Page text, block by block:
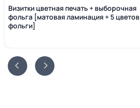
Визитки цветная печать + выборочная
фольга [матовая ламинация + 5 цветов
фольги]